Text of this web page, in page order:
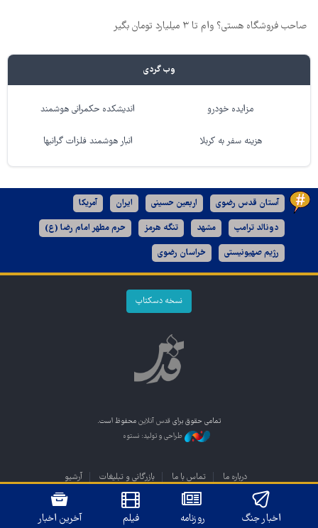
صاحب فروشگاه هستی؟ وام تا ۳ میلیارد تومان بگیر
وب گردی
مزایده خودرو اندیشکده حکمرانی هوشمند
هزینه سفر به کربلا انبار هوشمند فلزات گرانبها
آستان قدس رضوی اربعین حسینی ایران آمریکا
دونالد ترامپ مشهد تنگه هرمز حرم مطهر امام رضا (ع)
رژیم صهیونیستی خراسان رضوی
نسخه دسکتاپ
تمامی حقوق برای قدس آنلاین محفوظ است.
طراحی و تولید: نستوه
درباره ما تماس با ما بازرگانی و تبلیغات آرشیو
اخبار جنگ روزنامه فیلم آخرین اخبار